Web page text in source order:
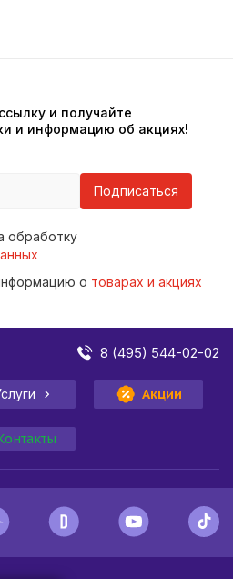
и получайте
и информацию об акциях!
Подписаться
обработку
о товарах и акциях
8 (495) 544-02-02
Акции